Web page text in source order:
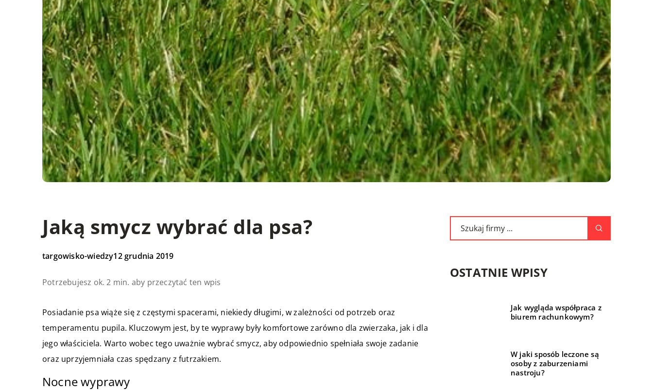
Jaką smycz wybrać dla psa?
targowisko-wiedzy12 grudnia 2019
Potrzebujesz ok. 2 min. aby przeczytać ten wpis
Posiadanie psa wiąże się z częstymi spacerami, niekiedy długimi, w zależności od potrzeb oraz
temperamentu pupila. Kluczowym jest, by te wyprawy były komfortowe zarówno dla zwierzaka, jak i dla
jego właściciela. Warto wobec tego uważnie wybrać smycz, aby odpowiednio spełniała swoje zadanie
oraz uprzyjemniała czas spędzany z futrzakiem.
Nocne wyprawy
OSTATNIE WPISY
Jak wygląda współpraca z
biurem rachunkowym?
W jaki sposób leczone są
osoby z zaburzeniami
nastroju?